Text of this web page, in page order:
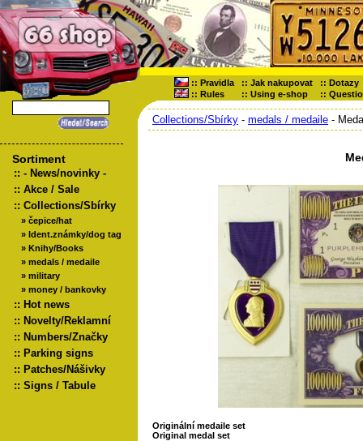
:: Pravidla :: Jak nakupovat :: Dotazy
:: Rules :: Using e-shop ::
Sortiment
:: - News/novinky -
:: Akce / Sale
:: Collections/Sbírky
» čepice/hat
» Ident.známky/dog tag
» Knihy/Books
» medals / medaile
» military
» money / bankovky
:: Hot news
:: Novelty/Reklamní
:: Numbers/Značky
:: Parking signs
:: Patches/Nášivky
:: Signs / Tabule
Collections/Sbírky - medals / medaile -
Originální medaile set
Original medal set